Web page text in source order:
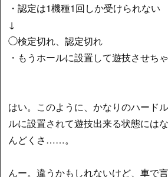
・認定は1機種1回しか受けられない
↓
◯検定切れ、認定切れ
・もうホールに設置して遊技させち
はい。このように、かなりのハード
ルに設置されて遊技出来る状態には
んどくさ……。
んー。違うかもしれないけど、車で